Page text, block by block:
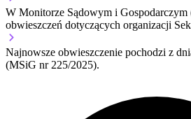
W Monitorze Sądowym i
obwieszczeń dotyczących organizacji
Najnowsze obwieszczenie pochodzi z
(MSiG nr 225/2025).